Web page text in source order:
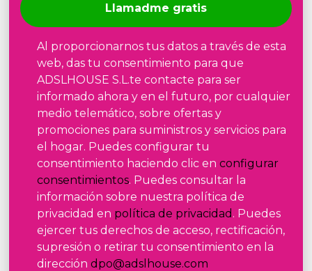
Llamadme gratis
Al proporcionarnos tus datos a través de esta
web, das tu consentimiento para que
ADSLHOUSE S.L.te contacte para ser
informado ahora y en el futuro, por cualquier
medio telemático, sobre ofertas y
promociones para suministros y servicios para
el hogar. Puedes configurar tu
consentimiento haciendo clic en configurar
consentimientos. Puedes consultar la
información sobre nuestra política de
privacidad en política de privacidad . Puedes
ejercer tus derechos de acceso, rectificación,
supresión o retirar tu consentimiento en la
dirección dpo@adslhouse.com